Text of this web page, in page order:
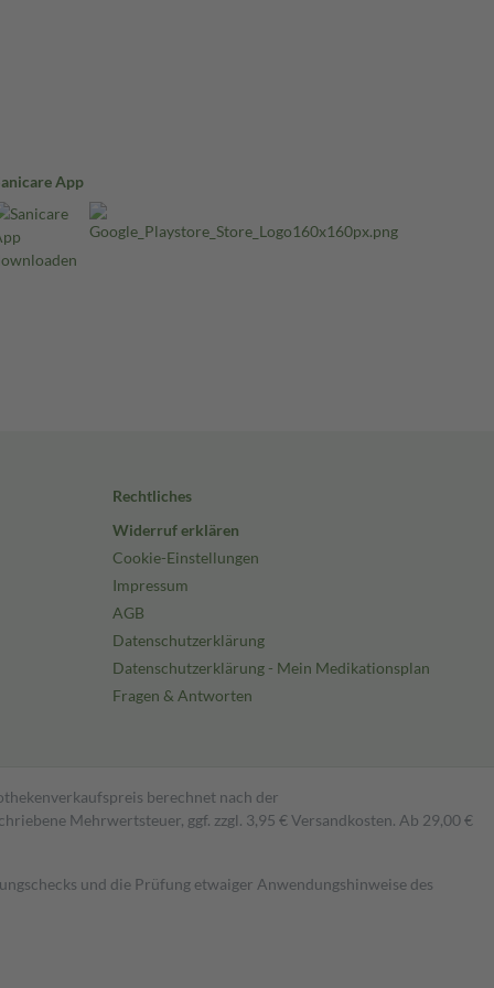
App
Rechtliches
Widerruf erklären
Cookie-Einstellungen
Impressum
AGB
Datenschutzerklärung
Datenschutzerklärung - Mein Medikationsplan
Fragen & Antworten
berechnet nach der
Mehrwertsteuer, ggf. zzgl. 3,95 € Versandkosten. Ab 29,00 €
und die Prüfung etwaiger Anwendungshinweise des